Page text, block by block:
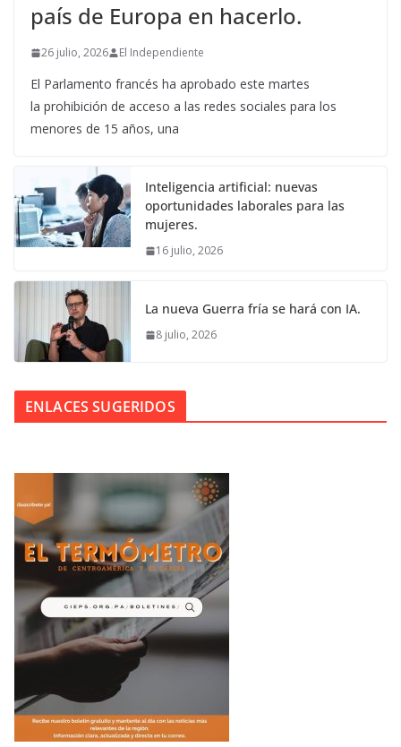
país de Europa en hacerlo.
26 julio, 2026 El Independiente
El Parlamento francés ha aprobado este martes
la prohibición de acceso a las redes sociales para los
menores de 15 años, una
Inteligencia artificial: nuevas
oportunidades laborales para las
mujeres.
16 julio, 2026
La nueva Guerra fría se hará con IA.
8 julio, 2026
ENLACES SUGERIDOS